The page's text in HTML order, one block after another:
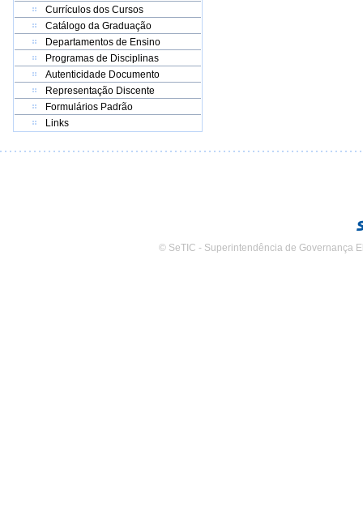
Currículos dos Cursos
Catálogo da Graduação
Departamentos de Ensino
Programas de Disciplinas
Autenticidade Documento
Representação Discente
Formulários Padrão
Links
© SeTIC - Superintendência de Governança